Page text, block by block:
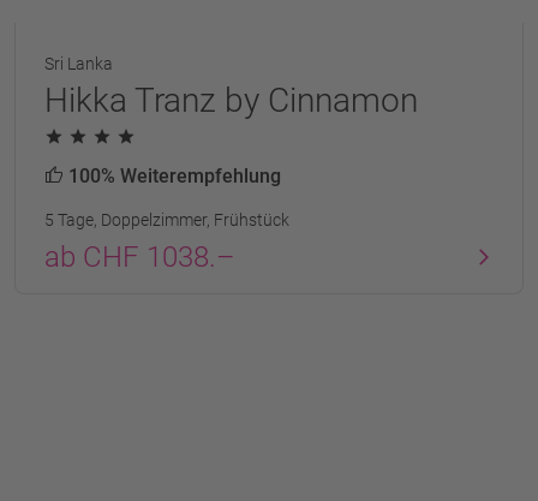
Sri Lanka
Hikka Tranz by Cinnamon
100% Weiterempfehlung
5 Tage, Doppelzimmer, Frühstück
ab CHF 1038.–